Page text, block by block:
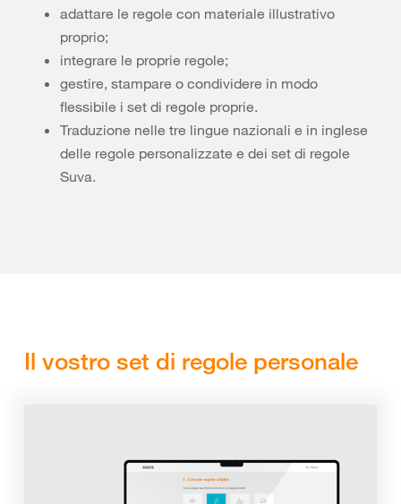
adattare le regole con materiale illustrativo
proprio;
integrare le proprie regole;
gestire, stampare o condividere in modo
flessibile i set di regole proprie.
Traduzione nelle tre lingue nazionali e in inglese
delle regole personalizzate e dei set di regole
Suva.
Il vostro set di regole personale